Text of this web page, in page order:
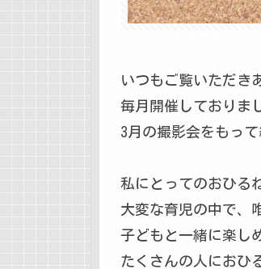
いつもご覧いただき
毎月開催しておりま
3月の撮影会をもっ
私にとってのおひる
大変な育児の中で、
子どもと一緒に楽し
たくさんの人におひ